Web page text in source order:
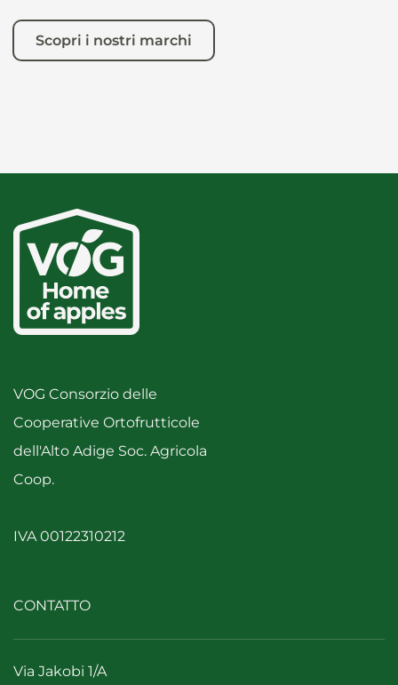
Scopri i nostri marchi
VOG Consorzio delle
Cooperative Ortofrutticole
dell'Alto Adige Soc. Agricola
Coop.
IVA 00122310212
CONTATTO
Via Jakobi 1/A